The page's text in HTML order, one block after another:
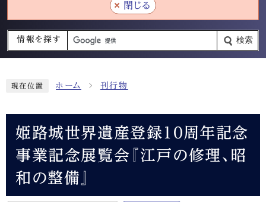
閉じる
情報を探す 検索
現在位置 ホーム 刊行物
姫路城世界遺産登録10周年記念
事業記念展覧会『江戸の修理、昭
和の整備』